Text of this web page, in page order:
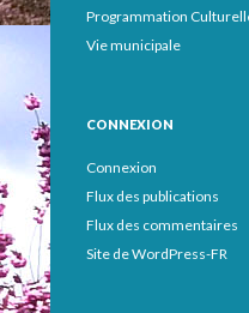
Programmation
Vie municipale
CONNEXION
Connexion
Flux des publications
Flux des commentaires
Site de WordPress-FR